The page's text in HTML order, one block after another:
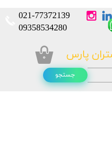
پارس
021-77372139​​​​​​​
​​​​​​​09358534280
جستجو
۰